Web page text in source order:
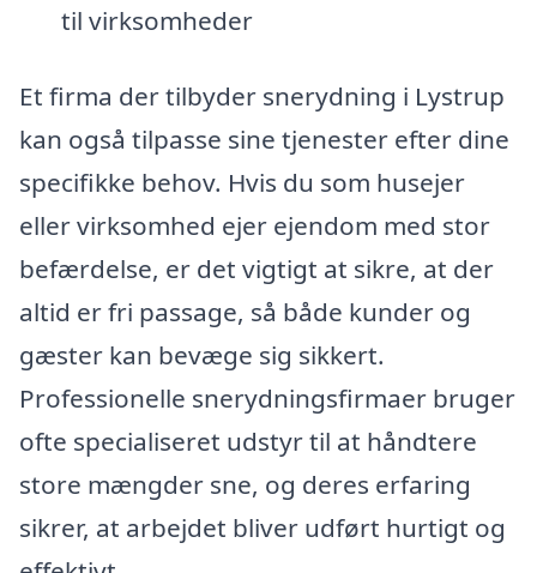
til virksomheder
Et firma der tilbyder snerydning i Lystrup
kan også tilpasse sine tjenester efter dine
specifikke behov. Hvis du som husejer
eller virksomhed ejer ejendom med stor
befærdelse, er det vigtigt at sikre, at der
altid er fri passage, så både kunder og
gæster kan bevæge sig sikkert.
Professionelle snerydningsfirmaer bruger
ofte specialiseret udstyr til at håndtere
store mængder sne, og deres erfaring
sikrer, at arbejdet bliver udført hurtigt og